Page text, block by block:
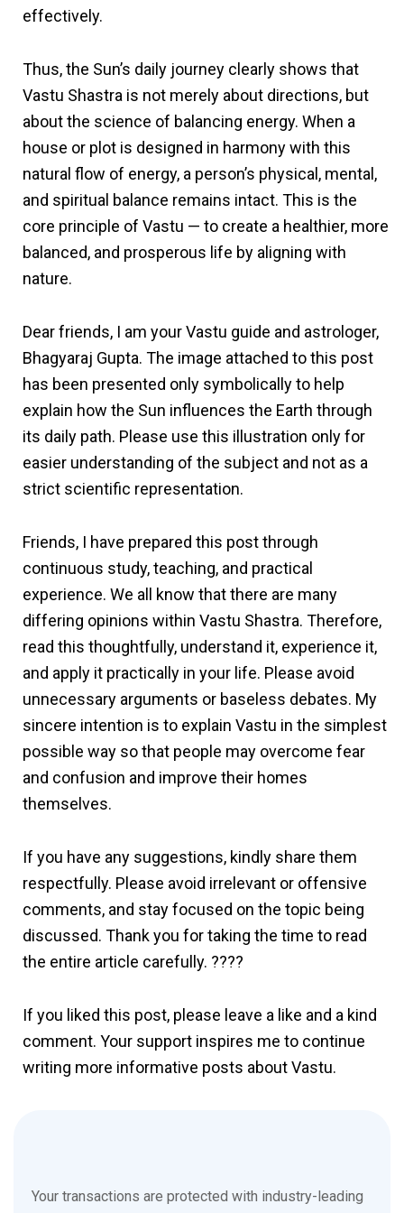
effectively.
Thus, the Sun’s daily journey clearly shows that
Vastu Shastra is not merely about directions, but
about the science of balancing energy. When a
house or plot is designed in harmony with this
natural flow of energy, a person’s physical, mental,
and spiritual balance remains intact. This is the
core principle of Vastu — to create a healthier, more
balanced, and prosperous life by aligning with
nature.
Dear friends, I am your Vastu guide and astrologer,
Bhagyaraj Gupta. The image attached to this post
has been presented only symbolically to help
explain how the Sun influences the Earth through
its daily path. Please use this illustration only for
easier understanding of the subject and not as a
strict scientific representation.
Friends, I have prepared this post through
continuous study, teaching, and practical
experience. We all know that there are many
differing opinions within Vastu Shastra. Therefore,
read this thoughtfully, understand it, experience it,
and apply it practically in your life. Please avoid
unnecessary arguments or baseless debates. My
sincere intention is to explain Vastu in the simplest
possible way so that people may overcome fear
and confusion and improve their homes
themselves.
If you have any suggestions, kindly share them
respectfully. Please avoid irrelevant or offensive
comments, and stay focused on the topic being
discussed. Thank you for taking the time to read
the entire article carefully. ????
If you liked this post, please leave a like and a kind
comment. Your support inspires me to continue
writing more informative posts about Vastu.
& Prosperity, Healthy Home, Vastu Science, Morning
Your transactions are protected with industry-leading